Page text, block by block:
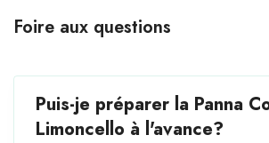
Foire aux questions
Puis-je préparer la Panna
Limoncello à l'avance?